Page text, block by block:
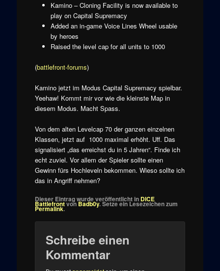
Kamino – Cloning Facility is now available to
play on Capital Supremacy
Added an in-game Voice Lines Wheel usable
by heroes
Raised the level cap for all units to 1000
(battlefront-forums)
Kamino jetzt im Modus Capital Supremacy spielbar.
Yeehaw! Kommt mir vor wie die kleinste Map in
diesem Modus. Macht Spass.
Von dem alten Levelcap 70 der ganzen einzelnen
Klassen, jetzt auf 1000 maximal erhöht. Uff. Das
signalisiert „das erreichst du in 5 Jahren“. Finde ich
echt zuviel. Vor allem der Spieler sollte einen
Gewinn fürs Hochleveln bekommen. Wieso sollte ich
das in Angriff nehmen?
Dieser Eintrag wurde veröffentlicht in DICE
BattlefrontvonBadb0y. Setze ein Lesezeichen zum
Permalink.
Schreibe einen
Kommentar